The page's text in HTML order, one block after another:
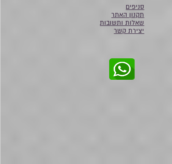
סניפים
תקנון האתר
שאלות ותשובות
יצירת קשר